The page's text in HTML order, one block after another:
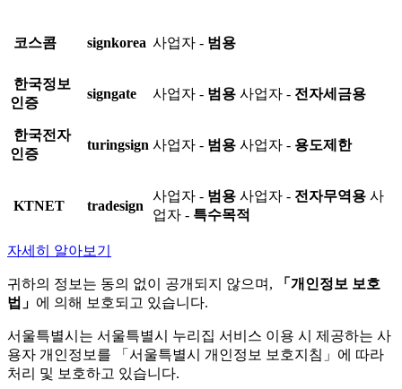
코스콤 signkorea 사업자 - 범용
한국정보
인증
signgate 사업자 - 범용 사업자 - 전자세금용
한국전자
인증
turingsign 사업자 - 범용 사업자 - 용도제한
KTNET tradesign
사업자 - 범용 사업자 - 전자무역용 사
업자 - 특수목적
자세히 알아보기
귀하의 정보는 동의 없이 공개되지 않으며,
「개인정보 보호
법」 에 의해 보호되고 있습니다.
서울특별시는 서울특별시 누리집 서비스 이용 시 제공하는 사
용자 개인정보를 「서울특별시 개인정보 보호지침」에 따라
처리 및 보호하고 있습니다.